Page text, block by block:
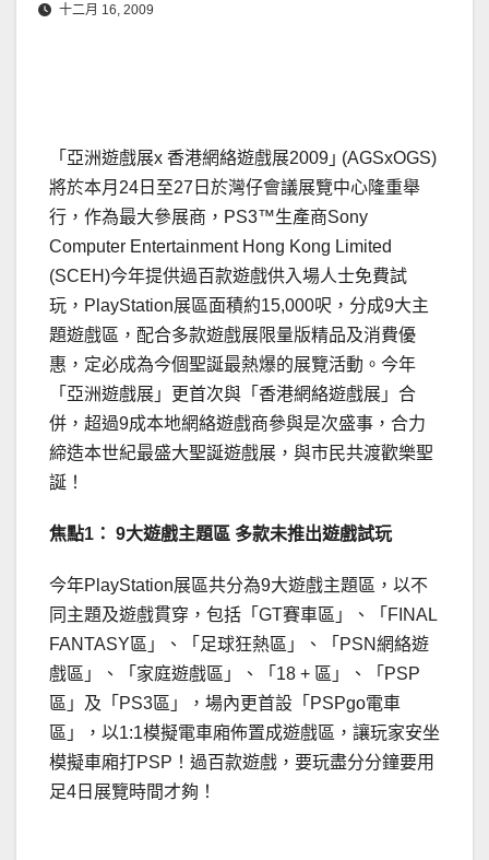
十二月 16, 2009
「亞洲遊戲展x 香港網絡遊戲展2009｣ (AGSxOGS)
將於本月24日至27日於灣仔會議展覽中心隆重舉
行，作為最大參展商，PS3™生產商Sony
Computer Entertainment Hong Kong Limited
(SCEH)今年提供過百款遊戲供入場人士免費試
玩，PlayStation展區面積約15,000呎，分成9大主
題遊戲區，配合多款遊戲展限量版精品及消費優
惠，定必成為今個聖誕最熱爆的展覽活動。今年
「亞洲遊戲展」更首次與「香港網絡遊戲展」合
併，超過9成本地網絡遊戲商參與是次盛事，合力
締造本世紀最盛大聖誕遊戲展，與市民共渡歡樂聖
誕！
焦點1 ： 9大遊戲主題區 多款未推出遊戲試玩
今年PlayStation展區共分為9大遊戲主題區，以不
同主題及遊戲貫穿，包括「GT賽車區」、「FINAL
FANTASY區」、「足球狂熱區」、「PSN網絡遊
戲區」、「家庭遊戲區」、「18 + 區」、「PSP
區」及「PS3區」，場內更首設「PSPgo電車
區」，以1:1模擬電車廂佈置成遊戲區，讓玩家安坐
模擬車廂打PSP！過百款遊戲，要玩盡分分鐘要用
足4日展覽時間才夠！